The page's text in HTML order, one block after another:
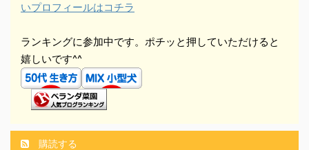
いプロフィールはコチラ
ランキングに参加中です。ポチッと押していただけると
嬉しいです^^
購読する